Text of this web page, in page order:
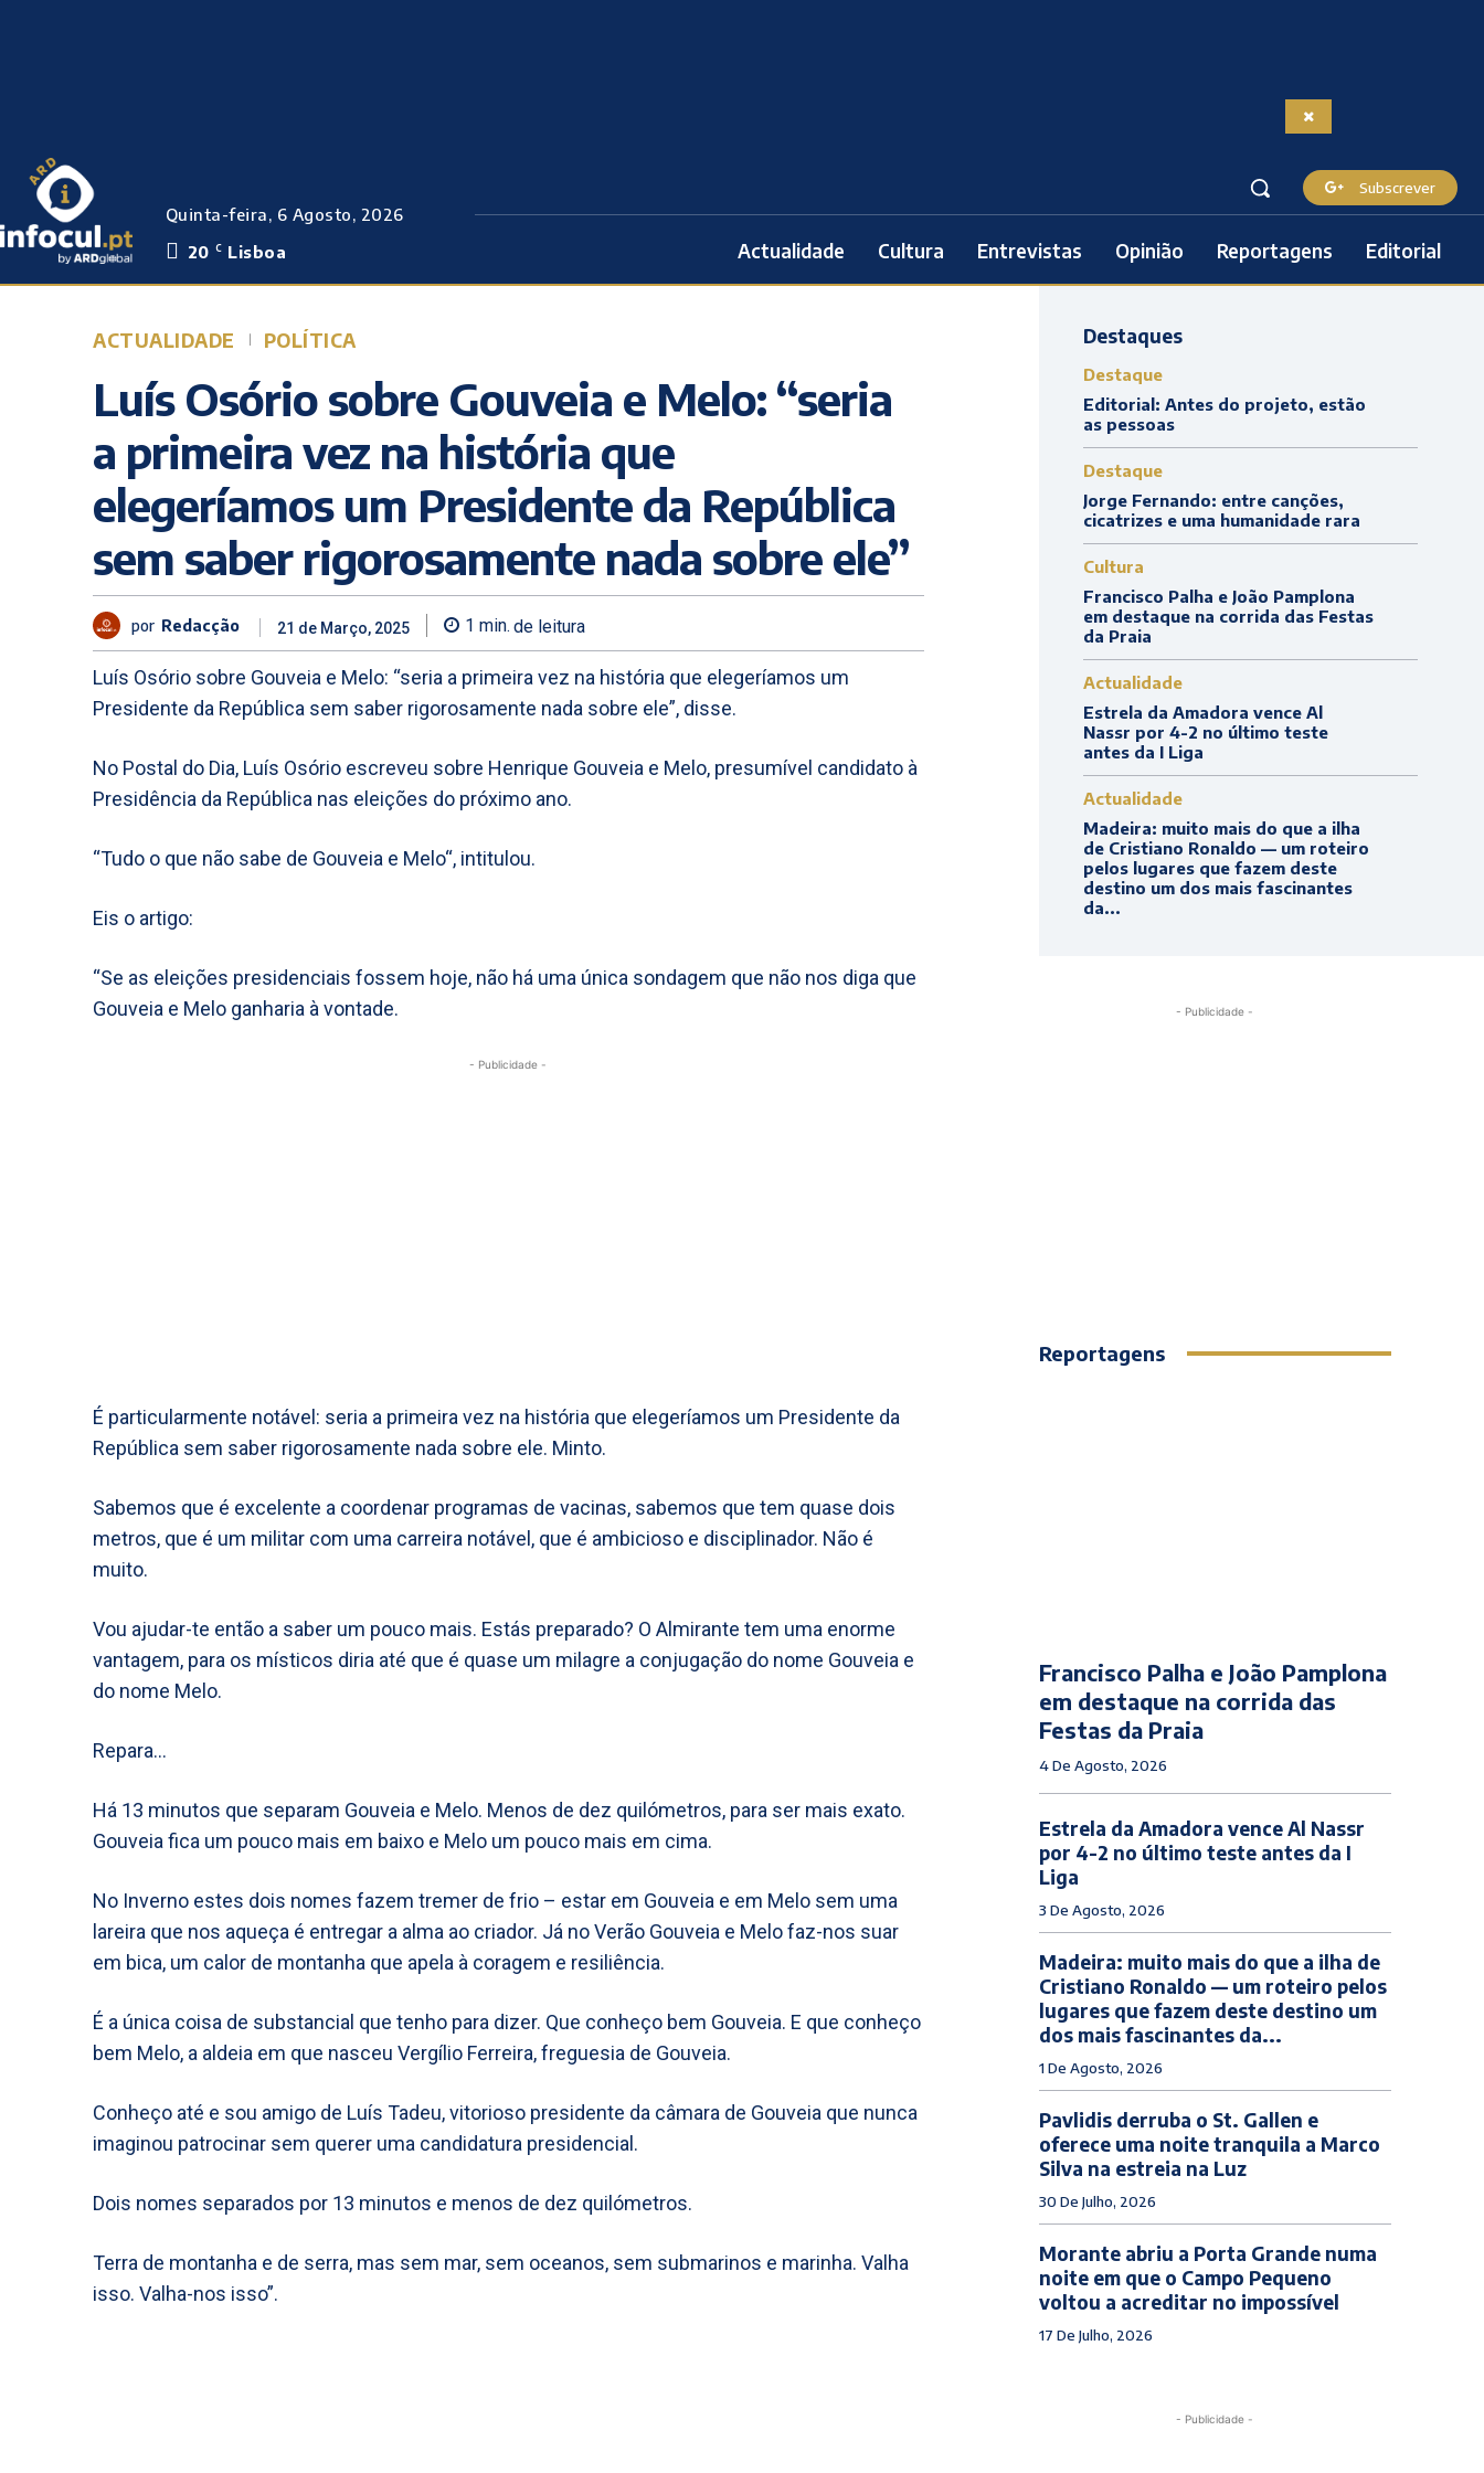
Quinta-feira, 6 Agosto, 2026
20 C Lisboa
Subscrever
Actualidade Cultura Entrevistas Opinião Reportagens Editorial
ACTUALIDADE POLÍTICA
Luís Osório sobre Gouveia e Melo: “seria
a primeira vez na história que
elegeríamos um Presidente da República
sem saber rigorosamente nada sobre ele”
por Redacção 21 de Março, 2025 1 min. de leitura
Luís Osório sobre Gouveia e Melo: “seria a primeira vez na história que elegeríamos um
Presidente da República sem saber rigorosamente nada sobre ele”, disse.
No Postal do Dia, Luís Osório escreveu sobre Henrique Gouveia e Melo, presumível candidato à
Presidência da República nas eleições do próximo ano.
“Tudo o que não sabe de Gouveia e Melo“, intitulou.
Eis o artigo:
“Se as eleições presidenciais fossem hoje, não há uma única sondagem que não nos diga que
Gouveia e Melo ganharia à vontade.
- Publicidade -
É particularmente notável: seria a primeira vez na história que elegeríamos um Presidente da
República sem saber rigorosamente nada sobre ele. Minto.
Sabemos que é excelente a coordenar programas de vacinas, sabemos que tem quase dois
metros, que é um militar com uma carreira notável, que é ambicioso e disciplinador. Não é
muito.
Vou ajudar-te então a saber um pouco mais. Estás preparado? O Almirante tem uma enorme
vantagem, para os místicos diria até que é quase um milagre a conjugação do nome Gouveia e
do nome Melo.
Repara…
Há 13 minutos que separam Gouveia e Melo. Menos de dez quilómetros, para ser mais exato.
Gouveia fica um pouco mais em baixo e Melo um pouco mais em cima.
No Inverno estes dois nomes fazem tremer de frio – estar em Gouveia e em Melo sem uma
lareira que nos aqueça é entregar a alma ao criador. Já no Verão Gouveia e Melo faz-nos suar
em bica, um calor de montanha que apela à coragem e resiliência.
É a única coisa de substancial que tenho para dizer. Que conheço bem Gouveia. E que conheço
bem Melo, a aldeia em que nasceu Vergílio Ferreira, freguesia de Gouveia.
Conheço até e sou amigo de Luís Tadeu, vitorioso presidente da câmara de Gouveia que nunca
imaginou patrocinar sem querer uma candidatura presidencial.
Dois nomes separados por 13 minutos e menos de dez quilómetros.
Terra de montanha e de serra, mas sem mar, sem oceanos, sem submarinos e marinha. Valha
isso. Valha-nos isso”.
Destaques
Destaque
Editorial: Antes do projeto, estão
as pessoas
Destaque
Jorge Fernando: entre canções,
cicatrizes e uma humanidade rara
Cultura
Francisco Palha e João Pamplona
em destaque na corrida das Festas
da Praia
Actualidade
Estrela da Amadora vence Al
Nassr por 4-2 no último teste
antes da I Liga
Actualidade
Madeira: muito mais do que a ilha
de Cristiano Ronaldo — um roteiro
pelos lugares que fazem deste
destino um dos mais fascinantes
da...
- Publicidade -
Reportagens
Francisco Palha e João Pamplona
em destaque na corrida das
Festas da Praia
4 De Agosto, 2026
Estrela da Amadora vence Al Nassr
por 4-2 no último teste antes da I
Liga
3 De Agosto, 2026
Madeira: muito mais do que a ilha de
Cristiano Ronaldo — um roteiro pelos
lugares que fazem deste destino um
dos mais fascinantes da...
1 De Agosto, 2026
Pavlidis derruba o St. Gallen e
oferece uma noite tranquila a Marco
Silva na estreia na Luz
30 De Julho, 2026
Morante abriu a Porta Grande numa
noite em que o Campo Pequeno
voltou a acreditar no impossível
17 De Julho, 2026
- Publicidade -